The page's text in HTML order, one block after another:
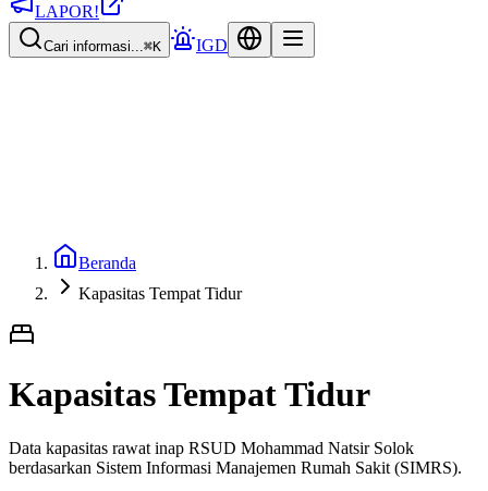
LAPOR!
Cari informasi...⌘K IGD
Beranda
Kapasitas Tempat Tidur
Kapasitas Tempat Tidur
Data kapasitas rawat inap RSUD Mohammad Natsir Solok
berdasarkan Sistem Informasi Manajemen Rumah Sakit (SIMRS).